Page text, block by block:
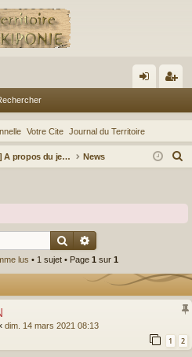
ne
xi
on
cri
pti
on
Votre Cite Journal du Territoire
[HRP] A propos du jeu kiponie.com News
h
e
r
Rechercher
lus • 1 sujet • Page 1 sur 1
dim. 14 mars 2021 08:13
1 2